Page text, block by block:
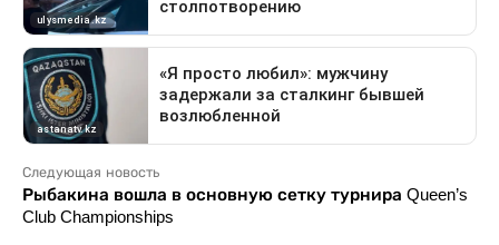
Следующая новость
Рыбакина вошла в основную сетку турнира Queen’s
Club Championships